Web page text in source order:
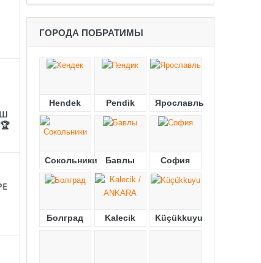
ГОРОДА ПОБРАТИМЫ
Hendek Pendik Ярославль
Сокольники Бавлы София
Болград Kalecik Küçükkuyu